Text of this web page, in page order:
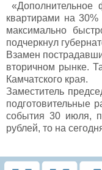
«Дополнительное
квартирами на
максимально
подчеркнул
Взамен
вторичном рынке.
Камчатского края.
Заместитель
подготовительные
события 30 июля,
рублей, то на